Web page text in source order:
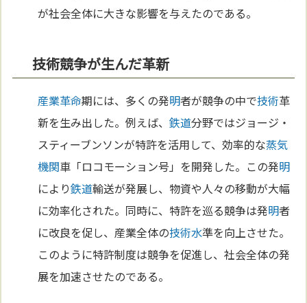
が社会全体に大きな影響を与えたのである。
技術競争が生んだ革新
産業革命期には、多くの発明者が競争の中で技術革
新を生み出した。例えば、鉄道分野ではジョージ・
スティーブンソンが特許を活用して、効率的な蒸気
機関車「ロコモーション号」を開発した。この発明
により鉄道輸送が発展し、物資や人々の移動が大幅
に効率化された。同時に、特許を巡る競争は発明者
に改良を促し、産業全体の技術水準を向上させた。
このように特許制度は競争を促進し、社会全体の発
展を加速させたのである。